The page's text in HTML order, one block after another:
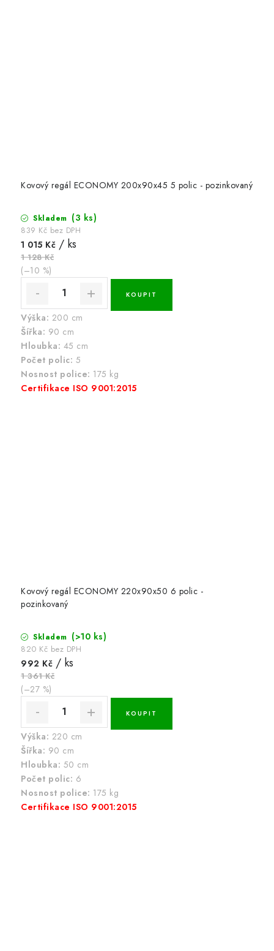
Kovový regál ECONOMY 200x90x45 5 polic - pozinkovaný
Skladem (3 ks)
839 Kč bez DPH
1 015 Kč / ks
1 128 Kč
(–10 %)
Výška: 200 cm
Šířka: 90 cm
Hloubka: 45 cm
Počet polic: 5
Nosnost police: 175 kg
Certifikace ISO 9001:2015
Kovový regál ECONOMY 220x90x50 6 polic -
pozinkovaný
Skladem (>10 ks)
820 Kč bez DPH
992 Kč / ks
1 361 Kč
(–27 %)
Výška: 220 cm
Šířka: 90 cm
Hloubka: 50 cm
Počet polic: 6
Nosnost police: 175 kg
Certifikace ISO 9001:2015